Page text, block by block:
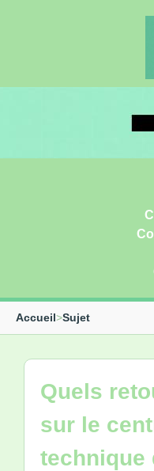
Accueil>Sujet
Quels
sur le
technique